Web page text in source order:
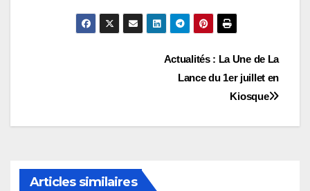
l’article
Actualités : La Une de La
Lance du 1er juillet en
Kiosque
Articles similaires